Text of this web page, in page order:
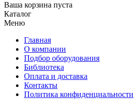
Ваша корзина пуста
Каталог
Меню
Главная
О компании
Подбор оборудования
Библиотека
Оплата и доставка
Контакты
Политика конфиденциальности